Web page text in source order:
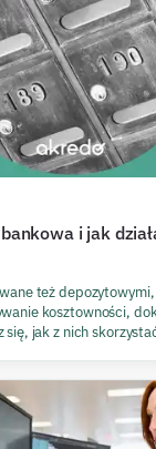
i jak
też
kosztowności,
jak z nich